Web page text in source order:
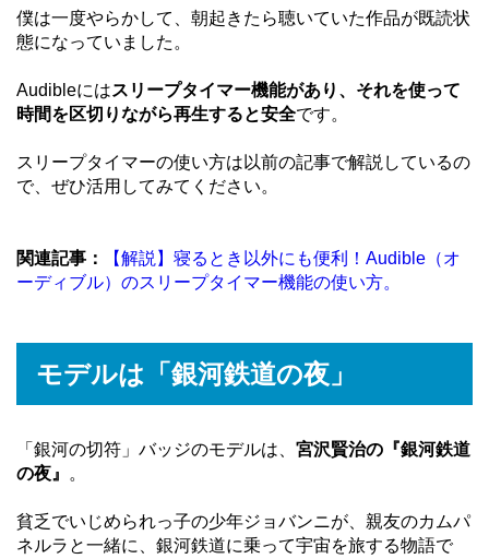
僕は一度やらかして、朝起きたら聴いていた作品が既読状
態になっていました。
Audibleにはスリープタイマー機能があり、それを使って
時間を区切りながら再生すると安全です。
スリープタイマーの使い方は以前の記事で解説しているの
で、ぜひ活用してみてください。
関連記事：
【解説】寝るとき以外にも便利！Audible（オ
ーディブル）のスリープタイマー機能の使い方。
モデルは「銀河鉄道の夜」
「銀河の切符」バッジのモデルは、 宮沢賢治の『銀河鉄道
の夜』
。
貧乏でいじめられっ子の少年ジョバンニが、親友のカムパ
ネルラと一緒に、銀河鉄道に乗って宇宙を旅する物語で